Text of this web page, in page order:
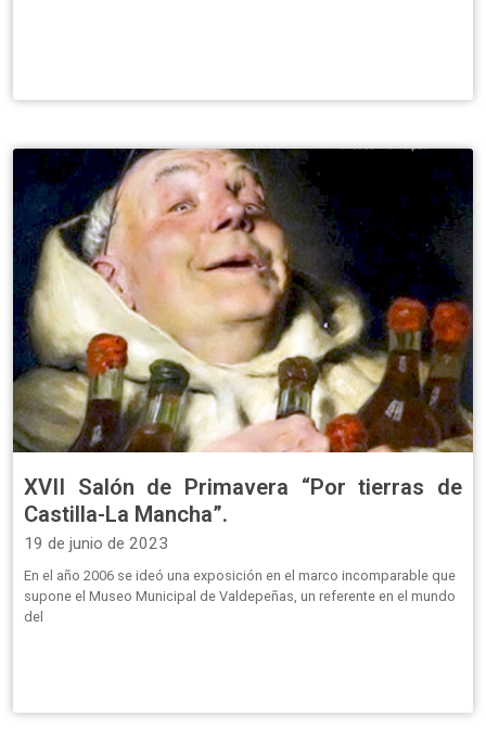
XVII Salón de Primavera “Por tierras de
Castilla-La Mancha”.
19 de junio de 2023
En el año 2006 se ideó una exposición en el marco incomparable que
supone el Museo Municipal de Valdepeñas, un referente en el mundo
del